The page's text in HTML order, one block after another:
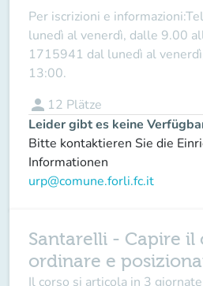
Per iscrizioni e
lunedì al venerdì, dalle 9.00
1715941 dal lunedì al
13:00.
person 12 Plätze
Leider gibt es keine
Bitte kontaktieren Sie die
Informationen
urp@comune.forli.fc.it
Santarelli - Capire il
ordinare e
Il corso si articola in 3 giornate